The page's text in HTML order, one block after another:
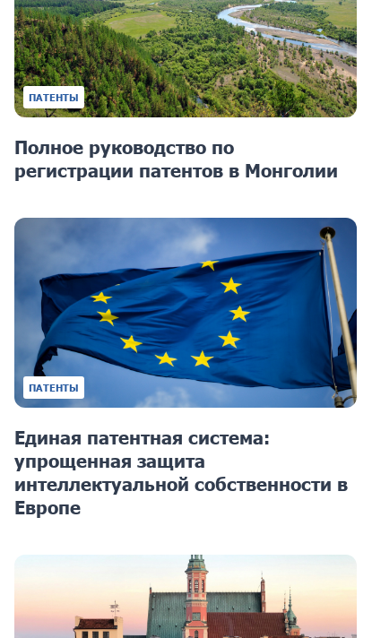
ПАТЕНТЫ
Полное руководство по
регистрации патентов в Монголии
ПАТЕНТЫ
Единая патентная система:
упрощенная защита
интеллектуальной собственности в
Европе